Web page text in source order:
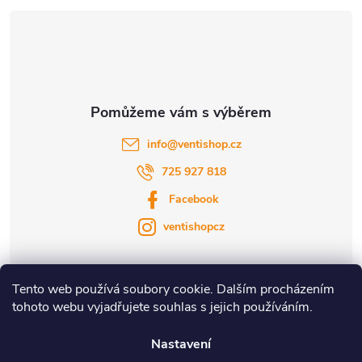
Tento web používá soubory cookie. Dalším procházením
tohoto webu vyjadřujete souhlas s jejich používáním.
Nastavení
info@ventishop.cz
725 927 818
Facebook
ventishopcz
| |